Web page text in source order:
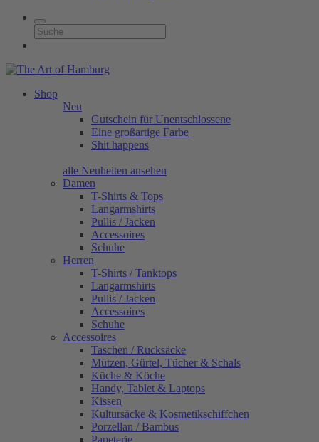
Shop
Neu
Gutschein für Unentschlossene
Eine großartige Farbe
Shit happens
alle Neuheiten ansehen
Damen
T-Shirts & Tops
Langarmshirts
Pullis / Jacken
Accessoires
Schuhe
Herren
T-Shirts / Tanktops
Langarmshirts
Pullis / Jacken
Accessoires
Schuhe
Accessoires
Taschen / Rucksäcke
Mützen, Gürtel, Tücher & Schals
Küche & Köche
Handy, Tablet & Laptops
Kissen
Kultursäcke & Kosmetikschiffchen
Porzellan / Bambus
Papeterie